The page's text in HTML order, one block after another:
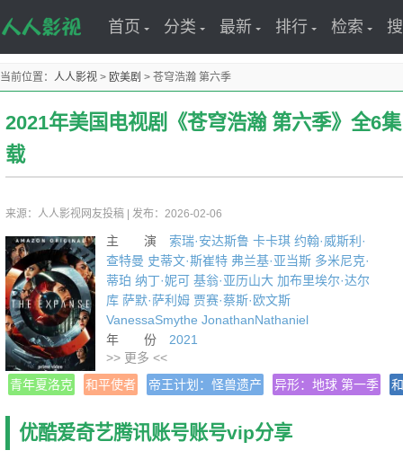
首页 分类 最新 排行 检索
当前位置： 人人影视 > 欧美剧 > 苍穹浩瀚 第六季
2021年美国电视剧《苍穹浩瀚 第六季》全6
载
来源：人人影视网友投稿 发布：2026-02-06
主 演 索瑞·安达斯鲁 卡卡琪 约翰·威斯利·
查特曼 史蒂文·斯崔特 弗兰基·亚当斯 多米尼克·
蒂珀 纳丁·妮可 基翁·亚历山大 加布里埃尔·达尔
库 萨默·萨利姆 贾赛·蔡斯·欧文斯
VanessaSmythe JonathanNathaniel
年 份 2021
译 名 The Expanse Season 6
片 名 苍穹浩瀚 第六季
产 地 美国
类 别 剧情/科幻/悬疑
语 言 英语
>> 更多 <<
青年夏洛克
和平使者 帝王计划：怪兽遗产 异形：地球 第一季
优酷爱奇艺腾讯账号账号vip分享